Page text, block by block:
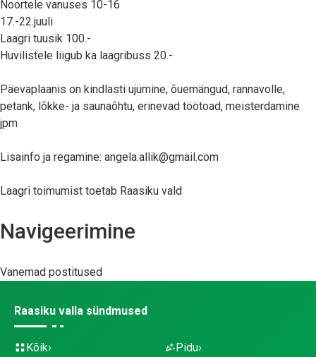
Noortele vanuses 10-16
17.-22.juuli
Laagri tuusik 100.-
Huvilistele liigub ka laagribuss 20.-
Päevaplaanis on kindlasti ujumine, õuemängud, rannavolle,
petank, lõkke- ja saunaõhtu, erinevad töötoad, meisterdamine
jpm
Lisainfo ja regamine: angela.allik@gmail.com
Laagri toimumist toetab Raasiku vald
Navigeerimine
Vanemad postitused
Raasiku valla sündmused
Kõik
Pidu